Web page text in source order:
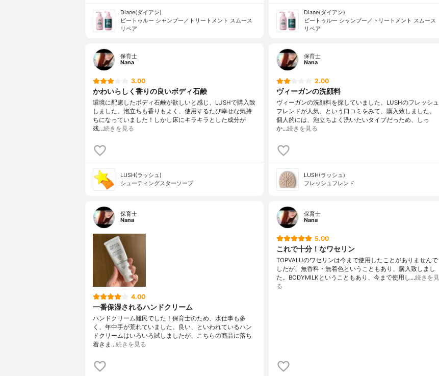
Diane(ダイアン)
ビートゥルー シャンプー／トリートメント スムース
リペア
Diane(ダイアン)
ビートゥルー シャンプー／トリートメント スムース
リペア
保育士
Nana
3.00
かわいらしく香りの良いボディ石鹸
環境に配慮したボディ石鹸が欲しいと感じ、LUSHで購入致
しました。泡立ちも香りもよく、使用するたび幸せな気持
ちになっていました！しかし床にキラキラとした成分が
残…続きを見る
LUSH(ラッシュ)
シューティングスターソープ
保育士
Nana
2.00
ヴィーガンの洗顔料
ヴィーガンの洗顔料を探していました。LUSHのフレッシュ
フレンドが人気、という口コミをみて、購入致しました。
個人的には、泡立ちよく洗いたいタイプだっため、しっ
か…続きを見る
LUSH(ラッシュ)
フレッシュフレンド
保育士
Nana
4.00
一番保湿されるハンドクリーム
ハンドクリーム難民でした！保育士のため、水仕事も多
く、年中手が荒れていました。良い、といわれているハン
ドクリームはいろいろ試しましたが、こちらの商品に落ち
着きま…続きを見る
保育士
Nana
5.00
これで十分！なワセリン
TOPVALUのワセリンは今まで使用したことがありませんで
したが、無香料・無着色ということもあり、購入致しまし
た。BODYMILKということもあり、今まで使用し…続きを見
る